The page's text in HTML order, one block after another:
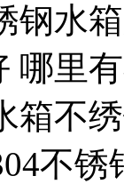
钢水
哪里
箱不
不